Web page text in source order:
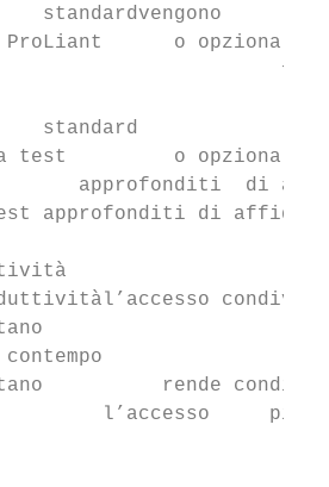
standardvengono
o opzionali.
standard
test         o opzionali.
approfonditi  di
approfonditi di
rende
l’accesso     più